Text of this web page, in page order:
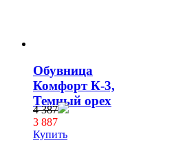
Обувница
Комфорт К-3,
Темный орех
4 387
3 887
Купить